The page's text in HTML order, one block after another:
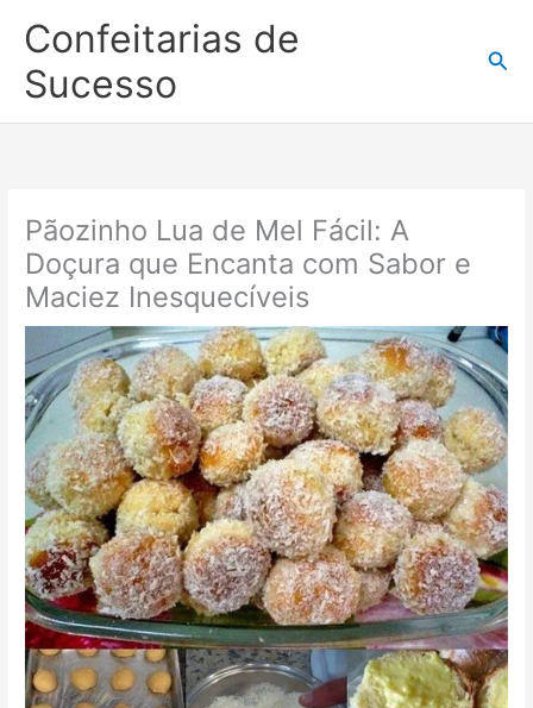
para
conteúdo
Confeitarias de
Sucesso
Pãozinho Lua de Mel Fácil: A
Doçura que Encanta com Sabor e
Maciez Inesquecíveis